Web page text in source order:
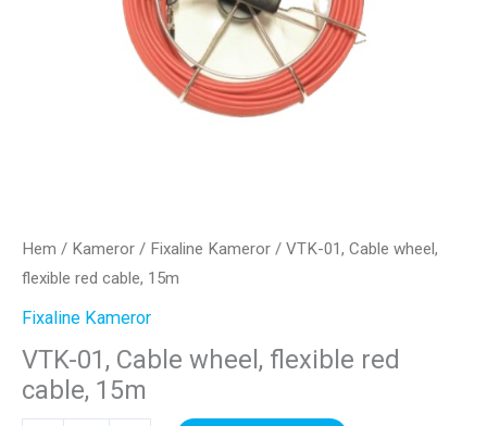
Hem / Kameror / Fixaline Kameror / VTK-01, Cable wheel,
flexible red cable, 15m
Fixaline Kameror
VTK-01, Cable wheel, flexible red
cable, 15m